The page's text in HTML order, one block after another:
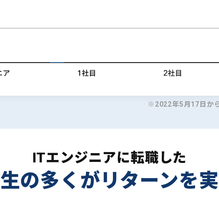
※2022年5月17日か
ITエンジニアに転職した
の多くがリターンを